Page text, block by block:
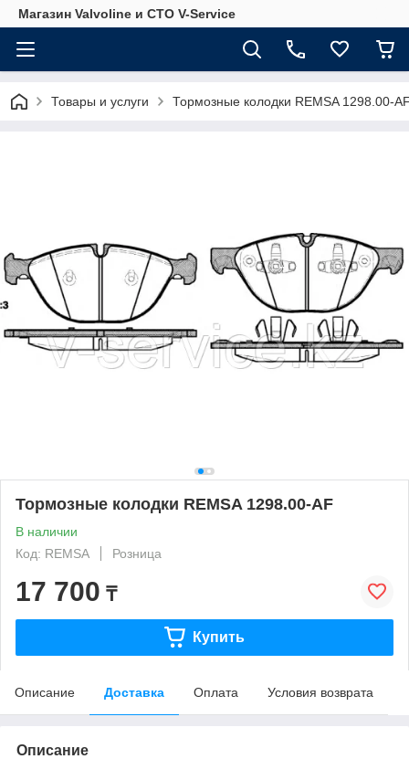
Магазин Valvoline и СТО V-Service
Товары и услуги Тормозные колодки REMSA 1298.00-
Тормозные колодки REMSA 1298.00-AF
В наличии
Код: REMSA
Розница
17 700 ₸
Купить
Описание Доставка Оплата Условия возврата
Описание